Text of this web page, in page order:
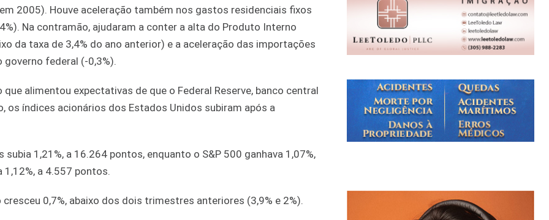
2005). Houve aceleração também nos gastos residenciais fixos
Na contramão, ajudaram a conter a alta do Produto Interno
da taxa de 3,4% do ano anterior) e a aceleração das importações
governo federal (-0,3%).
alimentou expectativas de que o Federal Reserve, banco central
os índices acionários dos Estados Unidos subiram após a
1,21%, a 16.264 pontos, enquanto o S&P 500 ganhava 1,07%,
a 4.557 pontos.
0,7%, abaixo dos dois trimestres anteriores (3,9% e 2%).